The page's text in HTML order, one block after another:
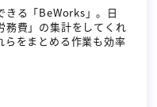
きる「BeWorks」。日
務費」の集計をしてくれ
らをまとめる作業も効率